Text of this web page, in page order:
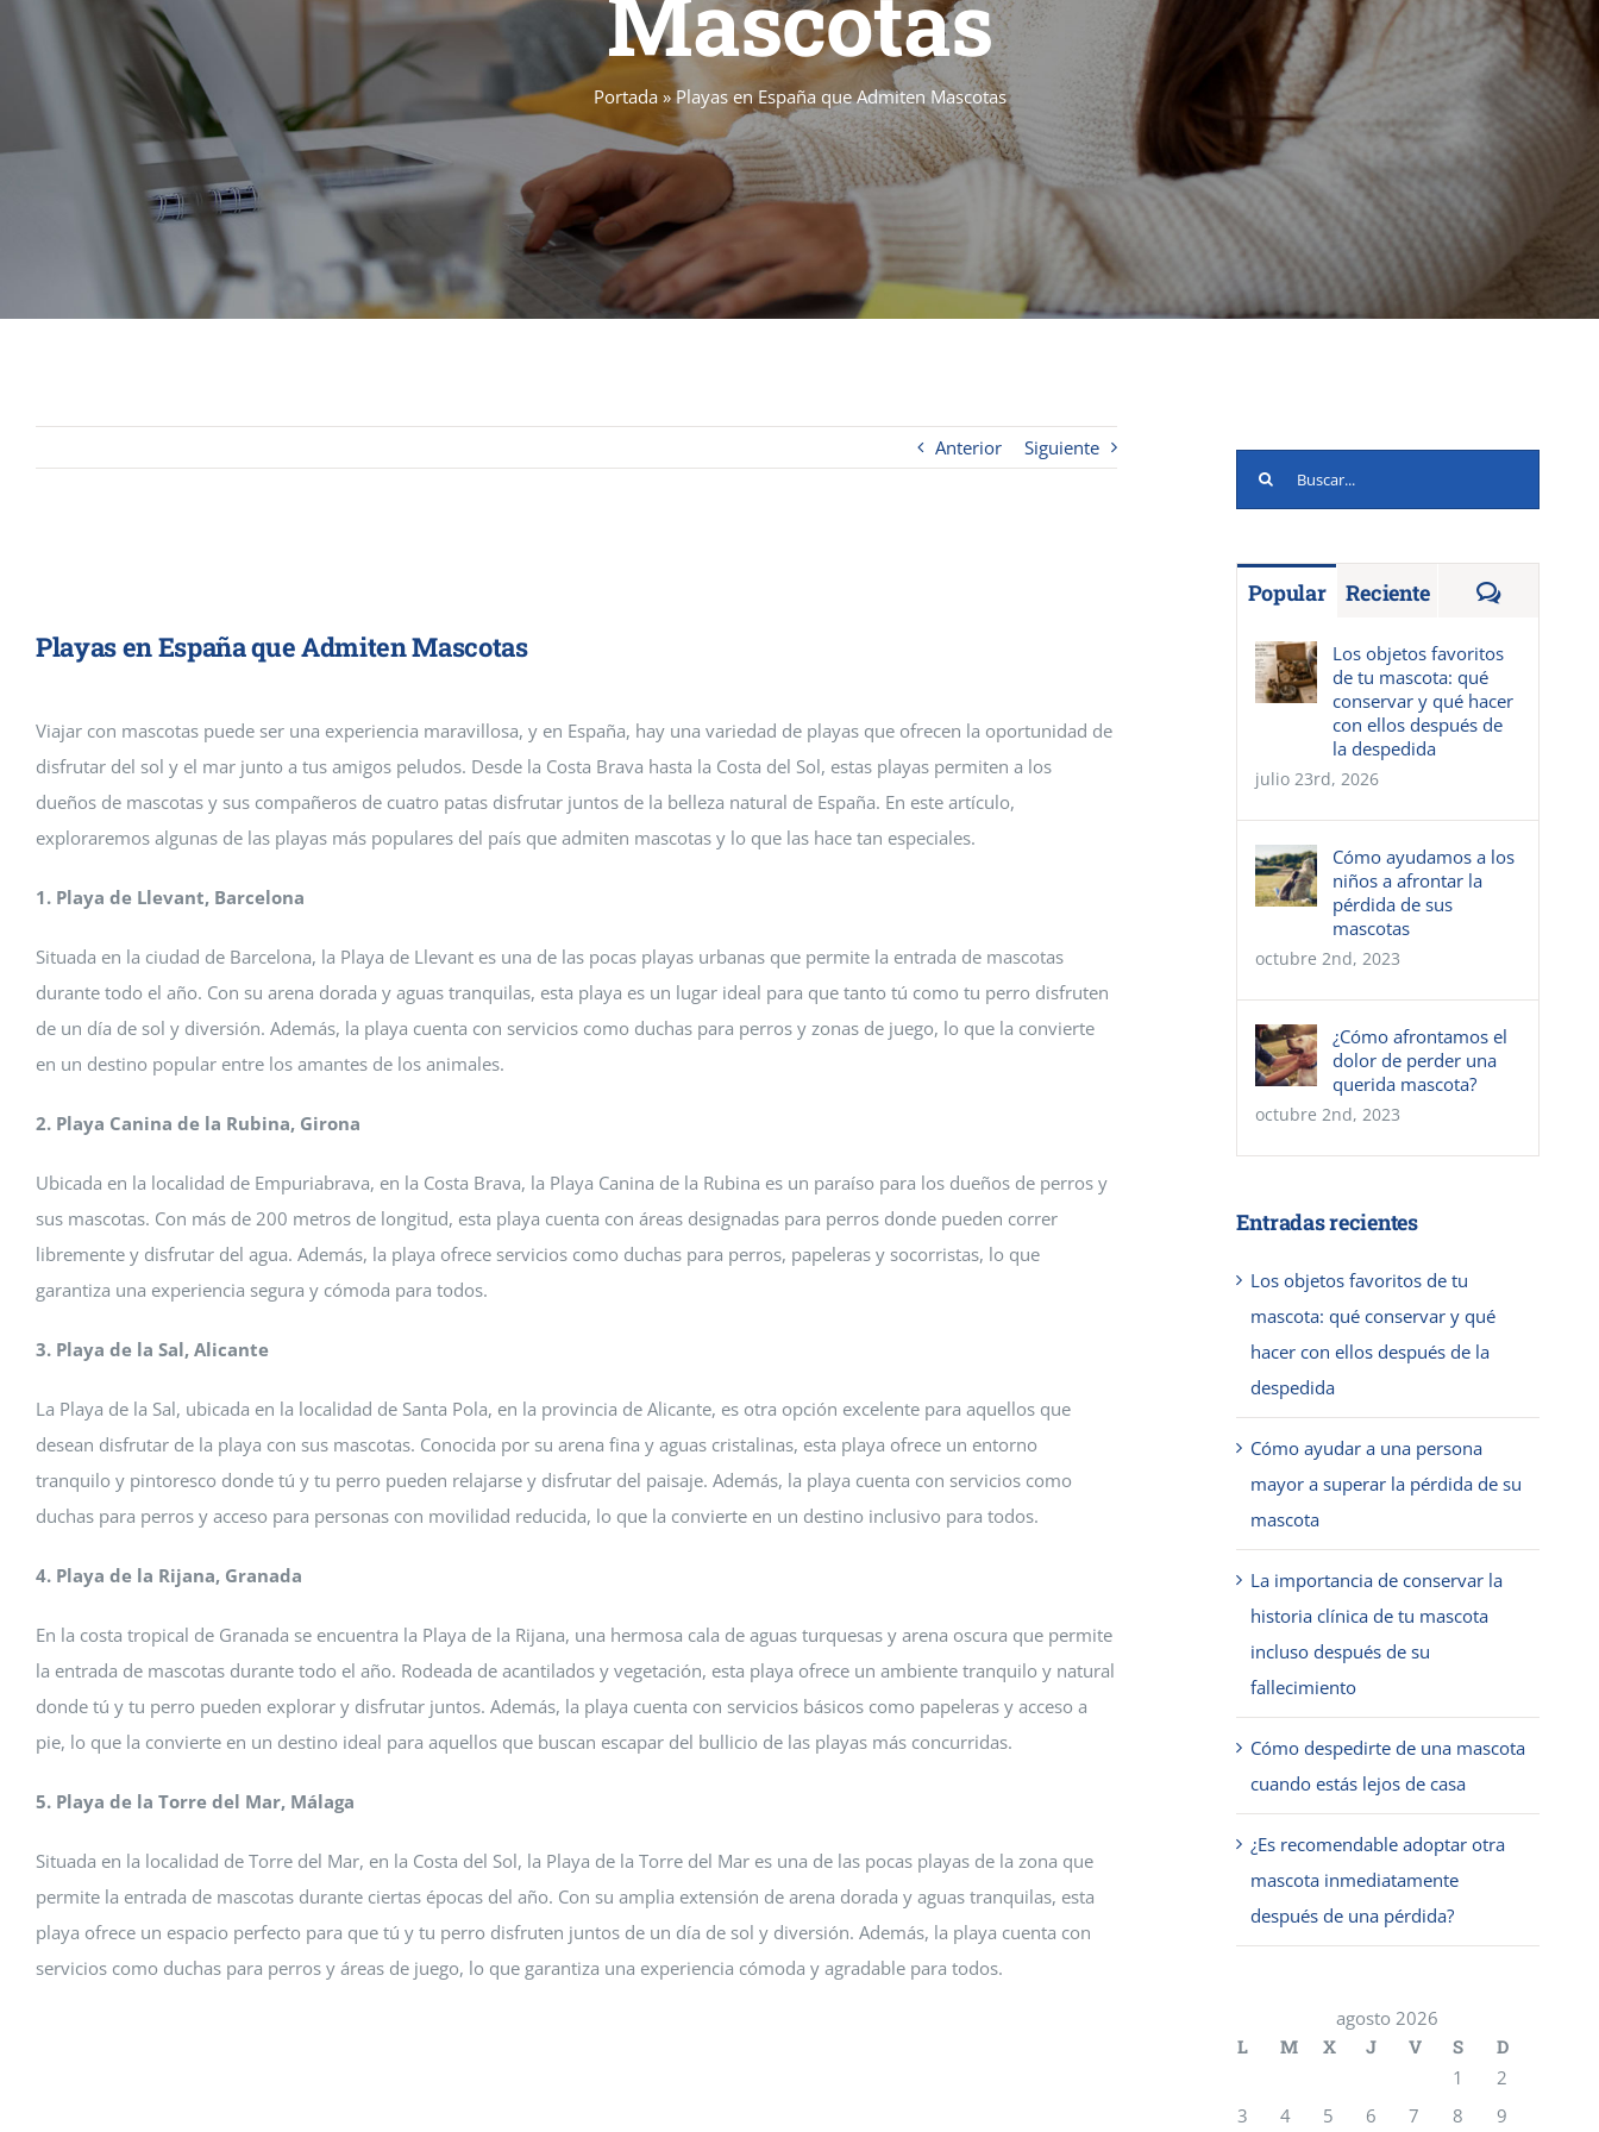
Mascotas
Portada»Playas en España que Admiten Mascotas
Anterior Siguiente
Playas en España que Admiten Mascotas
Viajar con mascotas puede ser una experiencia maravillosa, y en España, hay una variedad de playas que ofrecen la oportunidad de
disfrutar del sol y el mar junto a tus amigos peludos. Desde la Costa Brava hasta la Costa del Sol, estas playas permiten a los
dueños de mascotas y sus compañeros de cuatro patas disfrutar juntos de la belleza natural de España. En este artículo,
exploraremos algunas de las playas más populares del país que admiten mascotas y lo que las hace tan especiales.
1. Playa de Llevant, Barcelona
Situada en la ciudad de Barcelona, la Playa de Llevant es una de las pocas playas urbanas que permite la entrada de mascotas
durante todo el año. Con su arena dorada y aguas tranquilas, esta playa es un lugar ideal para que tanto tú como tu perro disfruten
de un día de sol y diversión. Además, la playa cuenta con servicios como duchas para perros y zonas de juego, lo que la convierte
en un destino popular entre los amantes de los animales.
2. Playa Canina de la Rubina, Girona
Ubicada en la localidad de Empuriabrava, en la Costa Brava, la Playa Canina de la Rubina es un paraíso para los dueños de perros y
sus mascotas. Con más de 200 metros de longitud, esta playa cuenta con áreas designadas para perros donde pueden correr
libremente y disfrutar del agua. Además, la playa ofrece servicios como duchas para perros, papeleras y socorristas, lo que
garantiza una experiencia segura y cómoda para todos.
3. Playa de la Sal, Alicante
La Playa de la Sal, ubicada en la localidad de Santa Pola, en la provincia de Alicante, es otra opción excelente para aquellos que
desean disfrutar de la playa con sus mascotas. Conocida por su arena fina y aguas cristalinas, esta playa ofrece un entorno
tranquilo y pintoresco donde tú y tu perro pueden relajarse y disfrutar del paisaje. Además, la playa cuenta con servicios como
duchas para perros y acceso para personas con movilidad reducida, lo que la convierte en un destino inclusivo para todos.
4. Playa de la Rijana, Granada
En la costa tropical de Granada se encuentra la Playa de la Rijana, una hermosa cala de aguas turquesas y arena oscura que permite
la entrada de mascotas durante todo el año. Rodeada de acantilados y vegetación, esta playa ofrece un ambiente tranquilo y natural
donde tú y tu perro pueden explorar y disfrutar juntos. Además, la playa cuenta con servicios básicos como papeleras y acceso a
pie, lo que la convierte en un destino ideal para aquellos que buscan escapar del bullicio de las playas más concurridas.
5. Playa de la Torre del Mar, Málaga
Situada en la localidad de Torre del Mar, en la Costa del Sol, la Playa de la Torre del Mar es una de las pocas playas de la zona que
permite la entrada de mascotas durante ciertas épocas del año. Con su amplia extensión de arena dorada y aguas tranquilas, esta
playa ofrece un espacio perfecto para que tú y tu perro disfruten juntos de un día de sol y diversión. Además, la playa cuenta con
servicios como duchas para perros y áreas de juego, lo que garantiza una experiencia cómoda y agradable para todos.
Buscar:
Popular Reciente
Los objetos favoritos
de tu mascota: qué
conservar y qué hacer
con ellos después de
la despedida
julio 23rd, 2026
Cómo ayudamos a los
niños a afrontar la
pérdida de sus
mascotas
octubre 2nd, 2023
¿Cómo afrontamos el
dolor de perder una
querida mascota?
octubre 2nd, 2023
Entradas recientes
Los objetos favoritos de tu
mascota: qué conservar y qué
hacer con ellos después de la
despedida
Cómo ayudar a una persona
mayor a superar la pérdida de su
mascota
La importancia de conservar la
historia clínica de tu mascota
incluso después de su
fallecimiento
Cómo despedirte de una mascota
cuando estás lejos de casa
¿Es recomendable adoptar otra
mascota inmediatamente
después de una pérdida?
agosto 2026
L
M X J V S
D
1
2
3
4 5 6 7 8
9